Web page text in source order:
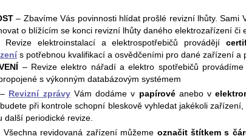
– Zbavíme Vás povinnosti hlídat prošlé revizní lhůty. Sami
o blížícím se konci revizní lhůty daného elektrozařízení či
Revize elektroinstalací a elektrospotřebičů provádějí
s potřebnou kvalifikací a osvědčeními pro dané zařízení a
– Revize elektro nářadí a elektro spotřebičů
s výkonným databázovým systémem
– Revizní zprávyVám dodáme v papírovéanebo v
při kontrole schopní bleskově vyhledat jakékoli
další periodické revize.
Všechna revidovaná zařízení můžeme označit štítkem s